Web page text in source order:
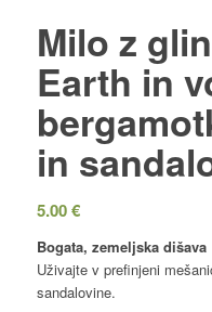
Milo z
Earth in
in
5.00€
Bogata, zemeljska dišava
Uživajte v prefinjeni
sandalovine.